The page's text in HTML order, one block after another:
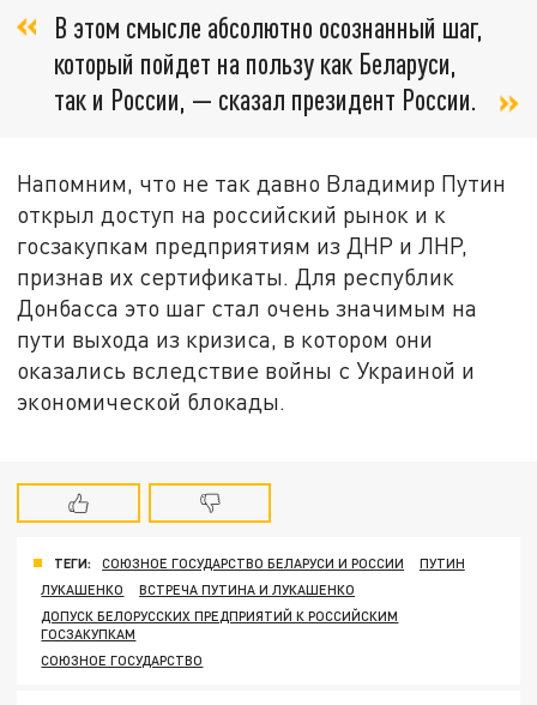
В этом смысле абсолютно осознанный шаг,
который пойдет на пользу как Беларуси,
так и России, — сказал президент России.
Напомним, что не так давно Владимир Путин
открыл доступ на российский рынок и к
госзакупкам предприятиям из ДНР и ЛНР,
признав их сертификаты. Для республик
Донбасса это шаг стал очень значимым на
пути выхода из кризиса, в котором они
оказались вследствие войны с Украиной и
экономической блокады.
ТЕГИ: СОЮЗНОЕ ГОСУДАРСТВО БЕЛАРУСИ И РОССИИ
ПУТИН
ЛУКАШЕНКО
ВСТРЕЧА ПУТИНА И ЛУКАШЕНКО
ДОПУСК БЕЛОРУССКИХ ПРЕДПРИЯТИЙ К РОССИЙСКИМ
ГОСЗАКУПКАМ
СОЮЗНОЕ ГОСУДАРСТВО